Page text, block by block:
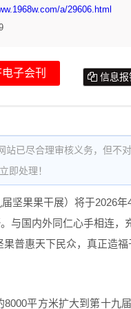
a/29606.html
子会刊 信息报
已尽合理审核义务，但不
即处理！
坚果果干展）将于2026
与国内外同仁心手相连
普惠天下民众，真正造福
平方米扩大到第十九